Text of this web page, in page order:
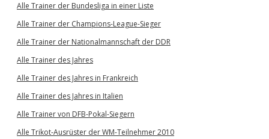
Alle Trainer der Bundesliga in einer Liste
Alle Trainer der Champions-League-Sieger
Alle Trainer der Nationalmannschaft der DDR
Alle Trainer des Jahres
Alle Trainer des Jahres in Frankreich
Alle Trainer des Jahres in Italien
Alle Trainer von DFB-Pokal-Siegern
Alle Trikot-Ausrüster der WM-Teilnehmer 2010